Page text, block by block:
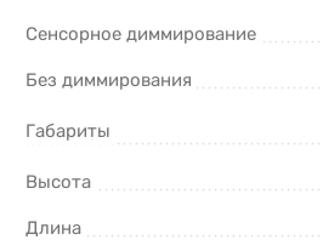
Сенсорное диммирование
Без диммирования
Габариты
Высота
Длина